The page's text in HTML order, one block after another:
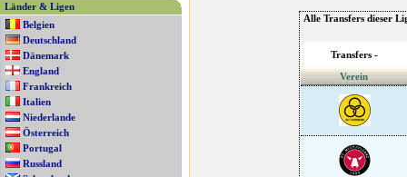
Länder & Ligen
Belgien
Deutschland
Dänemark
England
Frankreich
Italien
Niederlande
Österreich
Portugal
Russland
Alle Transfers dieser
Transfers -
Verein